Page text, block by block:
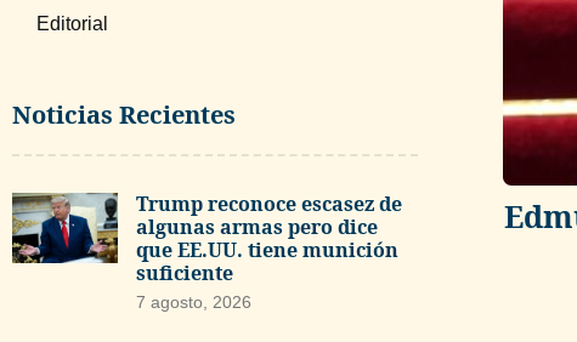
Editorial
Noticias Recientes
Trump reconoce escasez de
algunas armas pero dice
que EE.UU. tiene munición
suficiente
7 agosto, 2026